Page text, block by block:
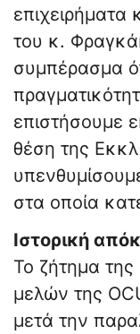
του κ.
συμπέρασμα
επιστήσουμε
θέση της
στα οποία
Ιστορική
Το ζήτημα της
μελών της
μετά την